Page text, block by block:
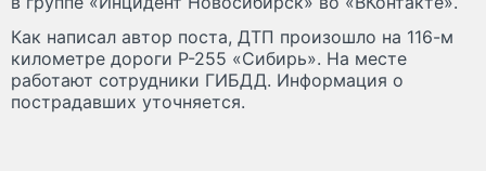
Как написал автор поста, ДТП произошло на 116-м
километре дороги Р-255 «Сибирь». На месте
работают сотрудники ГИБДД. Информация о
пострадавших уточняется.